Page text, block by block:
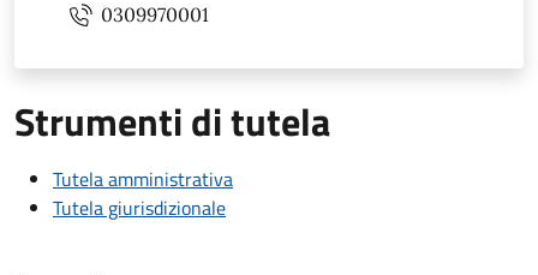
0309970001
Strumenti di tutela
Tutela amministrativa
Tutela giurisdizionale